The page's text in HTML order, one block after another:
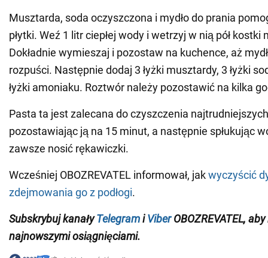
Musztarda, soda oczyszczona i mydło do prania
płytki. Weź 1 litr ciepłej wody i wetrzyj w nią pół kostki
Dokładnie wymieszaj i pozostaw na kuchence, aż
rozpuści. Następnie dodaj 3 łyżki musztardy, 3 łyżki
łyżki amoniaku. Roztwór należy pozostawić na kilka
Pasta ta jest zalecana do czyszczenia
pozostawiając ją na 15 minut, a następnie spłukując
zawsze nosić rękawiczki.
Wcześniej OBOZREVATEL informował, jakwyczyścić
zdejmowania go z podłogi.
Subskrybuj kanałyTelegramiViberOBOZREVATEL,
najnowszymi osiągnięciami.